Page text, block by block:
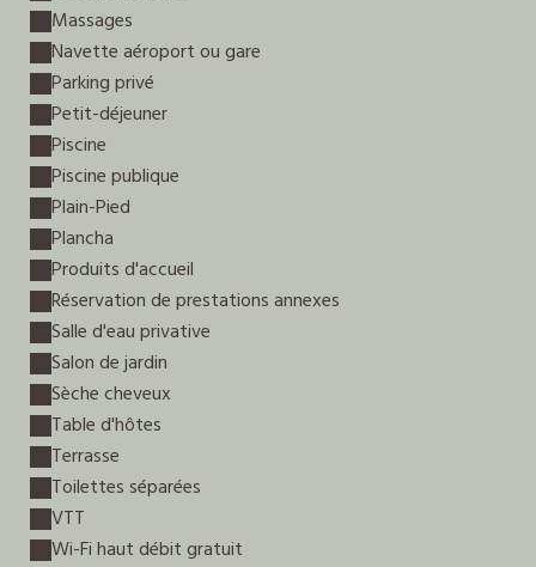
Massages
Navette aéroport ou gare
Parking privé
Petit-déjeuner
Piscine
Piscine publique
Plain-Pied
Plancha
Produits d'accueil
Réservation de prestations annexes
Salle d'eau privative
Salon de jardin
Sèche cheveux
Table d'hôtes
Terrasse
Toilettes séparées
VTT
Wi-Fi haut débit gratuit